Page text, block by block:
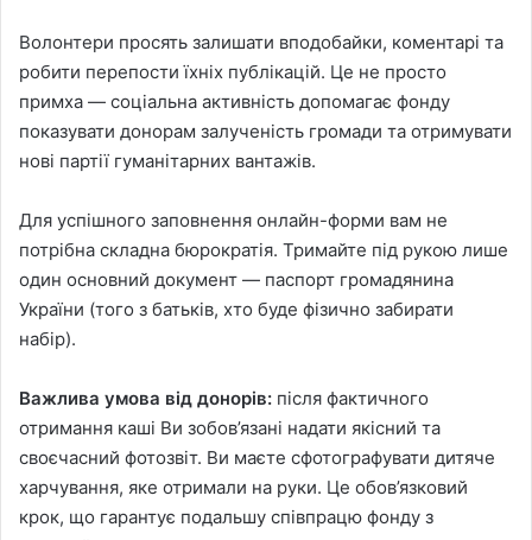
Волонтери просять залишати вподобайки, коментарі та
робити перепости їхніх публікацій. Це не просто
примха — соціальна активність допомагає фонду
показувати донорам залученість громади та отримувати
нові партії гуманітарних вантажів.
Для успішного заповнення онлайн-форми вам не
потрібна складна бюрократія. Тримайте під рукою лише
один основний документ — паспорт громадянина
України (того з батьків, хто буде фізично забирати
набір).
Важлива умова від донорів: після фактичного
отримання каші Ви зобов’язані надати якісний та
своєчасний фотозвіт. Ви маєте сфотографувати дитяче
харчування, яке отримали на руки. Це обов’язковий
крок, що гарантує подальшу співпрацю фонду з